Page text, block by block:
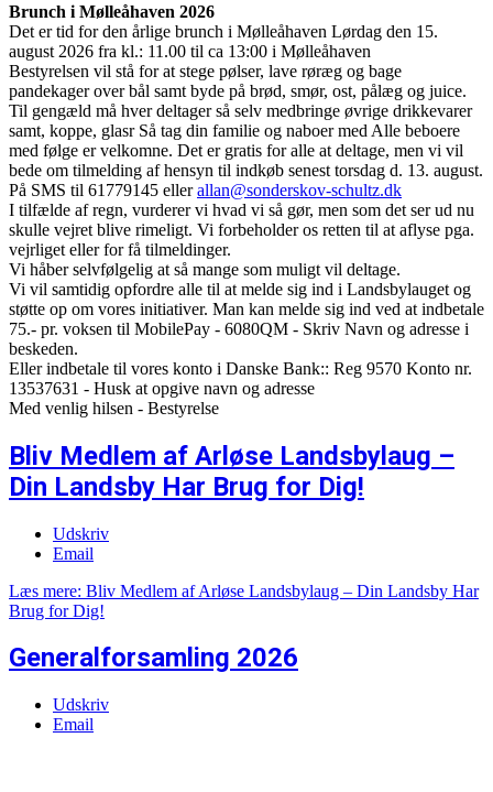
Brunch i Mølleåhaven 2026
Det er tid for den årlige brunch i Mølleåhaven Lørdag den 15.
august 2026 fra kl.: 11.00 til ca 13:00 i Mølleåhaven
Bestyrelsen vil stå for at stege pølser, lave røræg og bage
pandekager over bål samt byde på brød, smør, ost, pålæg og juice.
Til gengæld må hver deltager så selv medbringe øvrige drikkevarer
samt, koppe, glasr Så tag din familie og naboer med Alle beboere
med følge er velkomne. Det er gratis for alle at deltage, men vi vil
bede om tilmelding af hensyn til indkøb senest torsdag d. 13. august.
På SMS til 61779145 ellerallan@sonderskov-schultz.dk
I tilfælde af regn, vurderer vi hvad vi så gør, men som det ser ud nu
skulle vejret blive rimeligt. Vi forbeholder os retten til at aflyse pga.
vejrliget eller for få tilmeldinger.
Vi håber selvfølgelig at så mange som muligt vil deltage.
Vi vil samtidig opfordre alle til at melde sig ind i Landsbylauget og
støtte op om vores initiativer. Man kan melde sig ind ved at indbetale
75.- pr. voksen til MobilePay - 6080QM - Skriv Navn og adresse i
beskeden.
Eller indbetale til vores konto i Danske Bank:: Reg 9570 Konto nr.
13537631 - Husk at opgive navn og adresse
Med venlig hilsen - Bestyrelse
Bliv Medlem af Arløse Landsbylaug –
Din Landsby Har Brug for Dig!
Udskriv
Email
Læs mere: Bliv Medlem af Arløse Landsbylaug – Din Landsby Har
Brug for Dig!
Generalforsamling 2026
Udskriv
Email